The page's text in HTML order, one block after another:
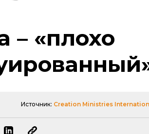
– «плохо
Источник: Creation Ministries